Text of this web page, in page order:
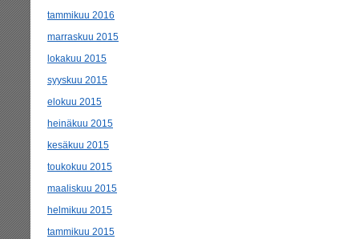
tammikuu 2016
marraskuu 2015
lokakuu 2015
syyskuu 2015
elokuu 2015
heinäkuu 2015
kesäkuu 2015
toukokuu 2015
maaliskuu 2015
helmikuu 2015
tammikuu 2015